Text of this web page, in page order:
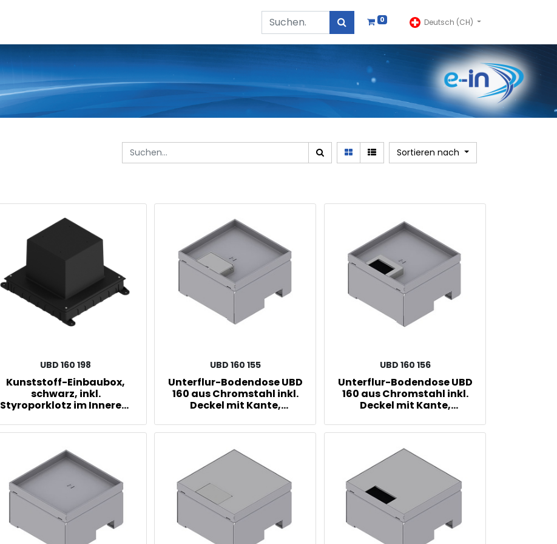
0 Deutsch (CH)
Sortieren nach
UBD 160 198
Kunststoff-Einbaubox,
schwarz, inkl.
Styroporklotz im Inneren,
260x310mm, H: 185mm
UBD 160 155
Unterflur-Bodendose UBD
160 aus Chromstahl inkl.
Deckel mit Kante,
Vertiefung und 1
UBD 160 156
Unterflur-Bodendose UBD
160 aus Chromstahl inkl.
Deckel mit Kante,
Vertiefung und 1